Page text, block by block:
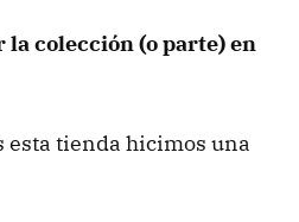
colección (o parte) en
esta tienda hicimos una